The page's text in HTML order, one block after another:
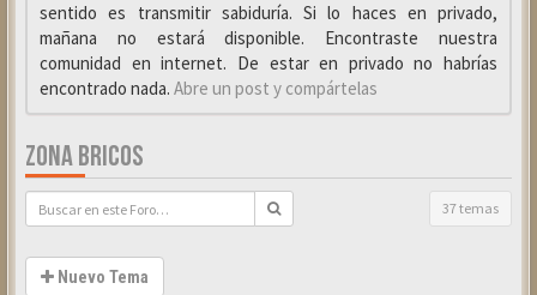
sentido es transmitir sabiduría. Si lo haces en privado,
mañana no estará disponible. Encontraste nuestra
comunidad en internet. De estar en privado no habrías
encontrado nada. Abre un post y compártelas
ZONA BRICOS
37 temas
Nuevo Tema